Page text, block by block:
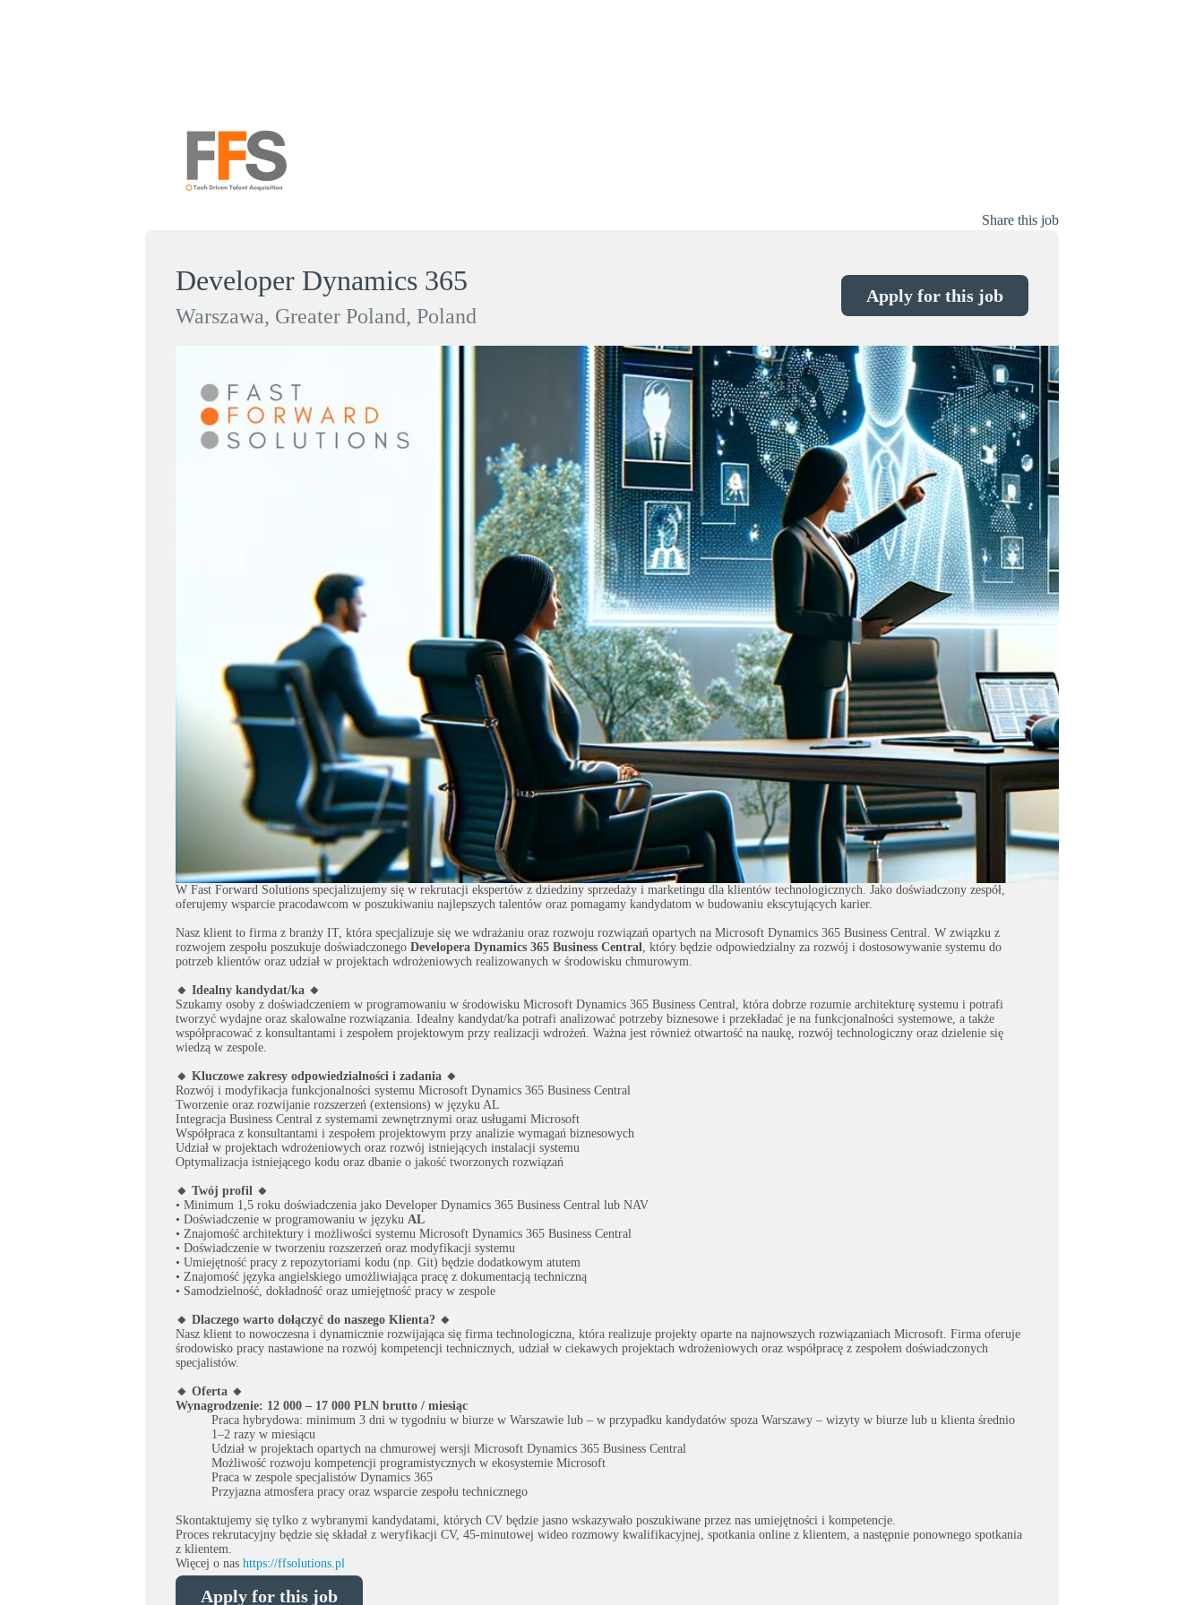
Share this job
Developer Dynamics 365
Warszawa, Greater Poland, Poland
Apply for this job
W Fast Forward Solutions specjalizujemy się w rekrutacji ekspertów z dziedziny sprzedaży i marketingu dla klientów technologicznych. Jako doświadczony zespół,
oferujemy wsparcie pracodawcom w poszukiwaniu najlepszych talentów oraz pomagamy kandydatom w budowaniu ekscytujących karier.
Nasz klient to firma z branży IT, która specjalizuje się we wdrażaniu oraz rozwoju rozwiązań opartych na Microsoft Dynamics 365 Business Central. W związku z
rozwojem zespołu poszukuje doświadczonego Developera Dynamics 365 Business Central , który będzie odpowiedzialny za rozwój i dostosowywanie systemu do
potrzeb klientów oraz udział w projektach wdrożeniowych realizowanych w środowisku chmurowym.
🔸 Idealny kandydat/ka 🔸
Szukamy osoby z doświadczeniem w programowaniu w środowisku Microsoft Dynamics 365 Business Central, która dobrze rozumie architekturę systemu i potrafi
tworzyć wydajne oraz skalowalne rozwiązania. Idealny kandydat/ka potrafi analizować potrzeby biznesowe i przekładać je na funkcjonalności systemowe, a także
współpracować z konsultantami i zespołem projektowym przy realizacji wdrożeń. Ważna jest również otwartość na naukę, rozwój technologiczny oraz dzielenie się
wiedzą w zespole.
🔸 Kluczowe zakresy odpowiedzialności i zadania 🔸
Rozwój i modyfikacja funkcjonalności systemu Microsoft Dynamics 365 Business Central
Tworzenie oraz rozwijanie rozszerzeń (extensions) w języku AL
Integracja Business Central z systemami zewnętrznymi oraz usługami Microsoft
Współpraca z konsultantami i zespołem projektowym przy analizie wymagań biznesowych
Udział w projektach wdrożeniowych oraz rozwój istniejących instalacji systemu
Optymalizacja istniejącego kodu oraz dbanie o jakość tworzonych rozwiązań
🔸 Twój profil 🔸
• Minimum 1,5 roku doświadczenia jako Developer Dynamics 365 Business Central lub NAV
• Doświadczenie w programowaniu w języku AL
• Znajomość architektury i możliwości systemu Microsoft Dynamics 365 Business Central
• Doświadczenie w tworzeniu rozszerzeń oraz modyfikacji systemu
• Umiejętność pracy z repozytoriami kodu (np. Git) będzie dodatkowym atutem
• Znajomość języka angielskiego umożliwiająca pracę z dokumentacją techniczną
• Samodzielność, dokładność oraz umiejętność pracy w zespole
🔸 Dlaczego warto dołączyć do naszego Klienta? 🔸
Nasz klient to nowoczesna i dynamicznie rozwijająca się firma technologiczna, która realizuje projekty oparte na najnowszych rozwiązaniach Microsoft. Firma oferuje
środowisko pracy nastawione na rozwój kompetencji technicznych, udział w ciekawych projektach wdrożeniowych oraz współpracę z zespołem doświadczonych
specjalistów.
🔸 Oferta 🔸
Wynagrodzenie: 12 000 – 17 000 PLN brutto / miesiąc
Praca hybrydowa: minimum 3 dni w tygodniu w biurze w Warszawie lub – w przypadku kandydatów spoza Warszawy – wizyty w biurze lub u klienta średnio
1–2 razy w miesiącu
Udział w projektach opartych na chmurowej wersji Microsoft Dynamics 365 Business Central
Możliwość rozwoju kompetencji programistycznych w ekosystemie Microsoft
Praca w zespole specjalistów Dynamics 365
Przyjazna atmosfera pracy oraz wsparcie zespołu technicznego
Skontaktujemy się tylko z wybranymi kandydatami, których CV będzie jasno wskazywało poszukiwane przez nas umiejętności i kompetencje.
Proces rekrutacyjny będzie się składał z weryfikacji CV, 45-minutowej wideo rozmowy kwalifikacyjnej, spotkania online z klientem, a następnie ponownego spotkania
z klientem.
Więcej o nas https://ffsolutions.pl
Apply for this job